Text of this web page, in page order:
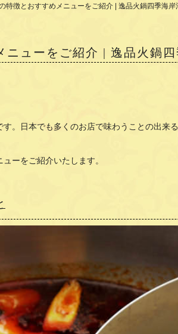
特徴とおすすめメニューをご紹介 | 逸品火鍋四季海岸
ューをご紹介 | 逸品火鍋
。日本でも多くのお店で味わうことの出来
ーをご紹介いたします。